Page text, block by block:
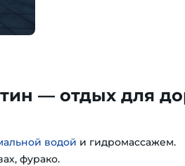
— отдых для
водой и гидромассажем.
фурако.